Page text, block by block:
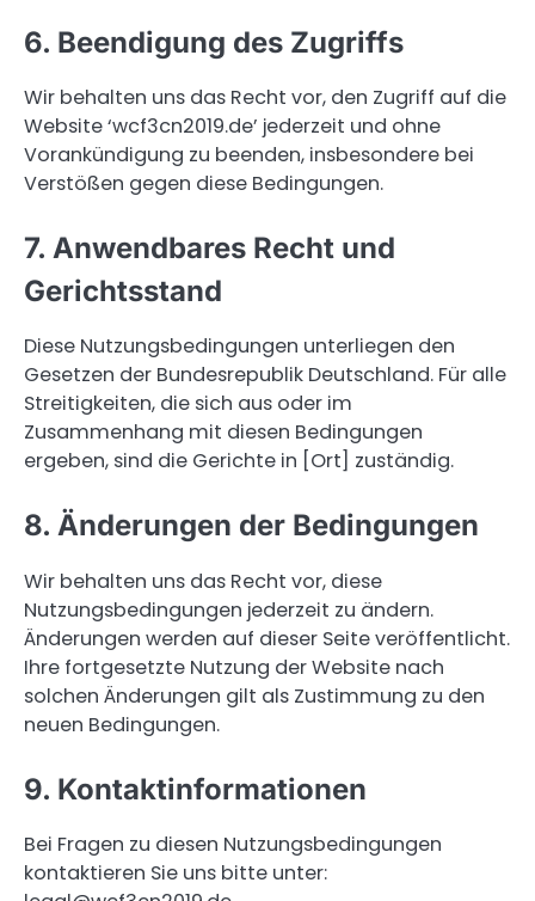
6. Beendigung des Zugriffs
Wir behalten uns das Recht vor, den Zugriff auf die
Website ‘wcf3cn2019.de’ jederzeit und ohne
Vorankündigung zu beenden, insbesondere bei
Verstößen gegen diese Bedingungen.
7. Anwendbares Recht und
Gerichtsstand
Diese Nutzungsbedingungen unterliegen den
Gesetzen der Bundesrepublik Deutschland. Für alle
Streitigkeiten, die sich aus oder im
Zusammenhang mit diesen Bedingungen
ergeben, sind die Gerichte in [Ort] zuständig.
8. Änderungen der Bedingungen
Wir behalten uns das Recht vor, diese
Nutzungsbedingungen jederzeit zu ändern.
Änderungen werden auf dieser Seite veröffentlicht.
Ihre fortgesetzte Nutzung der Website nach
solchen Änderungen gilt als Zustimmung zu den
neuen Bedingungen.
9. Kontaktinformationen
Bei Fragen zu diesen Nutzungsbedingungen
kontaktieren Sie uns bitte unter: